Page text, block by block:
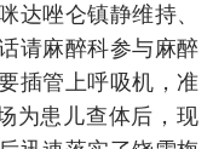
达唑仑镇静维持、
请麻醉科参与麻醉
插管上呼吸机，准
为患儿查体后，现